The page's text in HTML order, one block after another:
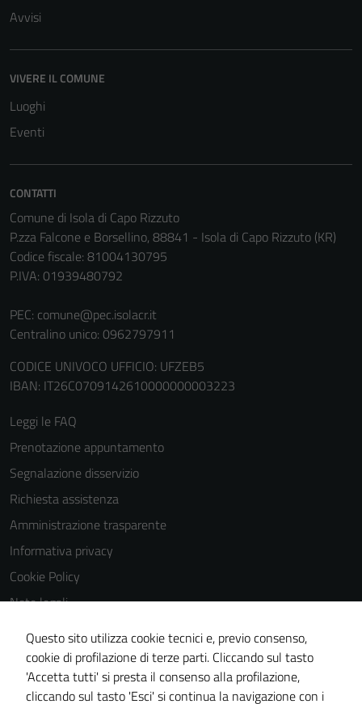
Avvisi
VIVERE IL COMUNE
Luoghi
Eventi
CONTATTI
Comune di Isola di Capo Rizzuto
P.zza Falcone e Borsellino, 88841 - Isola di Capo Rizzuto (KR)
Codice fiscale: 81004130795
P.IVA: 01939480792
PEC: comune@pec.isolacr.it
Centralino unico: 0962797911
CODICE UNIVOCO UFFICIO: UFZEB5
IBAN: IT26C0709142610000000003223
Leggi le FAQ
Prenotazione appuntamento
Segnalazione disservizio
Richiesta assistenza
Amministrazione trasparente
Informativa privacy
Cookie Policy
Note legali
Obiettivi di accessibilità
Dichiarazione di accessibilità
Piano di miglioramento del sito
Questo sito utilizza cookie tecnici e, previo consenso,
cookie di profilazione di terze parti. Cliccando sul tasto
'Accetta tutti' si presta il consenso alla profilazione,
cliccando sul tasto 'Esci' si continua la navigazione con i
funzionamento
essere
disabilitati.
Terze parti
essere
anche per la
profilazione.
La
disabilitazione